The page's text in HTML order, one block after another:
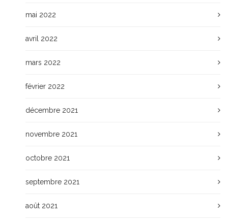
mai 2022
avril 2022
mars 2022
février 2022
décembre 2021
novembre 2021
octobre 2021
septembre 2021
août 2021